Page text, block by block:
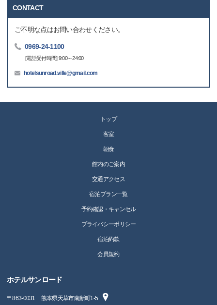
CONTACT
ご不明な点はお問い合わせください。
0969-24-1100
[電話受付時間] 9:00～24:00
hotelsunroad.ville@gmail.com
トップ
客室
朝食
館内のご案内
交通アクセス
宿泊プラン一覧
予約確認・キャンセル
プライバシーポリシー
宿泊約款
会員規約
ホテルサンロード
〒863-0031 熊本県天草市南新町1-5